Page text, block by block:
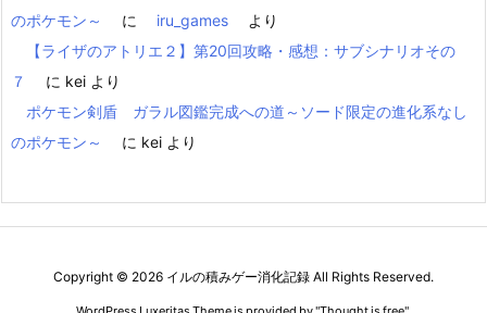
のポケモン～
に iru_games
より
【ライザのアトリエ２】第20回攻略・感想：サブシナリオその
７
に kei より
ポケモン剣盾 ガラル図鑑完成への道～ソード限定の進化系なし
のポケモン～
に kei より
Copyright © 2026 イルの積みゲー消化記録 All Rights Reserved.